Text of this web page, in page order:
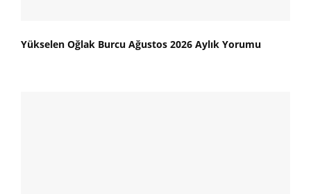
Yükselen Oğlak Burcu Ağustos 2026 Aylık Yorumu